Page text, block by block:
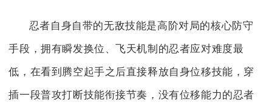
忍者自身自带的无敌技能是高阶对局的核心防守
手段，拥有瞬发换位、飞天机制的忍者应对难度最
低，在看到腾空起手之后直接释放自身位移技能，穿
插一段普攻打断技能衔接节奏，没有位移能力的忍者